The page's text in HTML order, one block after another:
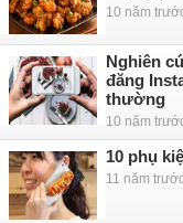
10 năm
Nghiên
đăng
thường
10 năm
10 phụ
11 năm